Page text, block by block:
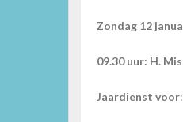
Zondag 12
09.30 uur: H. Mis
Jaardienst voor